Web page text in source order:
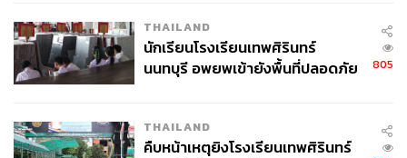
THAILAND
นักเรียนโรงเรียนเทพศิรินทร์
นนทบุรี อพยพเข้ายังพื้นที่ปลอดภัย
805
THAILAND
คืบหน้าเหตุยิงโรงเรียนเทพศิรินทร์